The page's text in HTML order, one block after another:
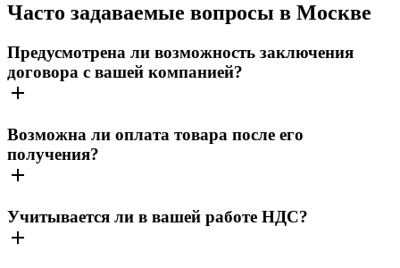
Часто задаваемые вопросы в Москве
Предусмотрена ли возможность заключения
договора с вашей компанией?
Возможна ли оплата товара после его
получения?
Учитывается ли в вашей работе НДС?